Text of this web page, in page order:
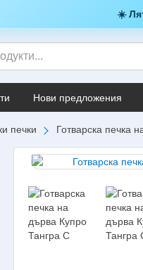
☀️
Нови предложения
печки Готварска печка